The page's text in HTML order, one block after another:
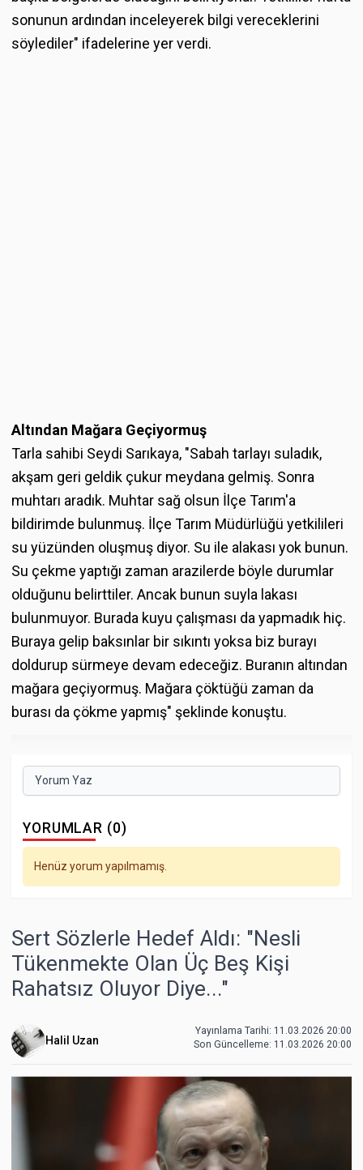
sonunun ardından inceleyerek bilgi vereceklerini
söylediler" ifadelerine yer verdi.
Altından Mağara Geçiyormuş
Tarla sahibi Seydi Sarıkaya, "Sabah tarlayı suladık,
akşam geri geldik çukur meydana gelmiş. Sonra
muhtarı aradık. Muhtar sağ olsun İlçe Tarım'a
bildirimde bulunmuş. İlçe Tarım Müdürlüğü yetkilileri
su yüzünden oluşmuş diyor. Su ile alakası yok bunun.
Su çekme yaptığı zaman arazilerde böyle durumlar
olduğunu belirttiler. Ancak bunun suyla lakası
bulunmuyor. Burada kuyu çalışması da yapmadık hiç.
Buraya gelip baksınlar bir sıkıntı yoksa biz burayı
doldurup sürmeye devam edeceğiz. Buranın altından
mağara geçiyormuş. Mağara çöktüğü zaman da
burası da çökme yapmış" şeklinde konuştu.
Yorum Yaz
YORUMLAR (0)
Henüz yorum yapılmamış.
Sert Sözlerle Hedef Aldı: "Nesli
Tükenmekte Olan Üç Beş Kişi
Rahatsız Oluyor Diye..."
Halil Uzan
Yayınlama Tarihi: 11.03.2026 20:00
Son Güncelleme: 11.03.2026 20:00